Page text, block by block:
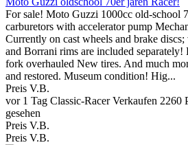
For sale! Moto Guzzi 1000cc old-school
carburetors with accelerator pump
Currently on cast wheels and brake
and Borrani rims are included separately!
fork overhauled New tires. And much
and restored. Museum condition! Hig...
Preis V.B.
vor 1 Tag Classic-Racer Verkaufen 2260
gesehen
Preis V.B.
Preis V.B.